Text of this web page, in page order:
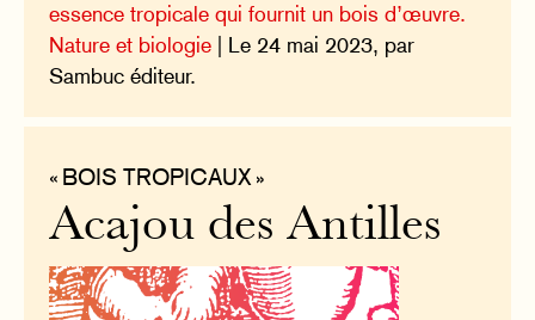
essence tropicale qui fournit un bois d’œuvre.
Nature et biologie | Le 24 mai 2023, par
Sambuc éditeur.
« BOIS TROPICAUX »
Acajou des Antilles